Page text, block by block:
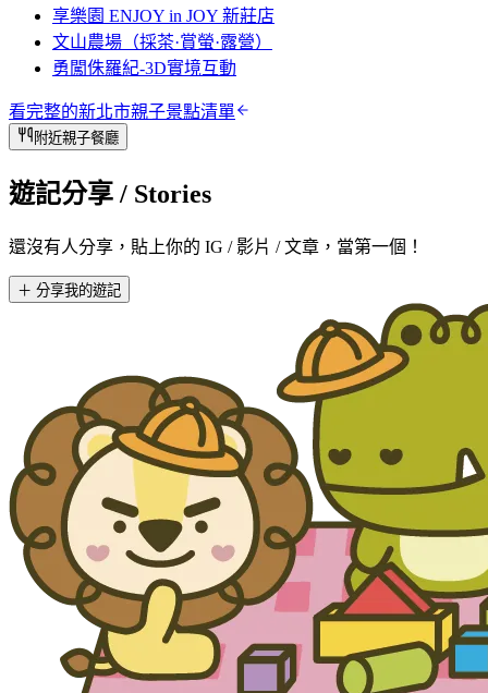
享樂園 ENJOY in JOY 新莊店
文山農場（採茶·賞螢·露營）
勇闖侏羅紀-3D實境互動
看完整的新北市親子景點清單
附近親子餐廳
遊記分享 / Stories
還沒有人分享，貼上你的 IG / 影片 / 文章，當第一個！
＋ 分享我的遊記